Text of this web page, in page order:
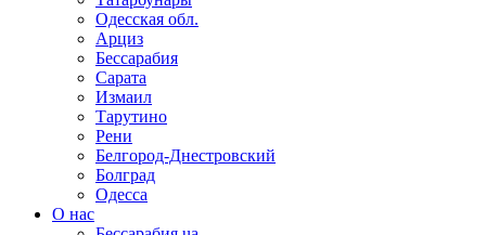
Одесская обл.
Арциз
Бессарабия
Сарата
Измаил
Тарутино
Рени
Белгород-Днестровский
Болград
Одесса
О нас